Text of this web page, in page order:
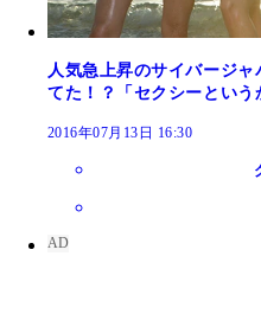
人気急上昇のサイバージ
てた！？「セクシーという
2016年07月13日 16:30